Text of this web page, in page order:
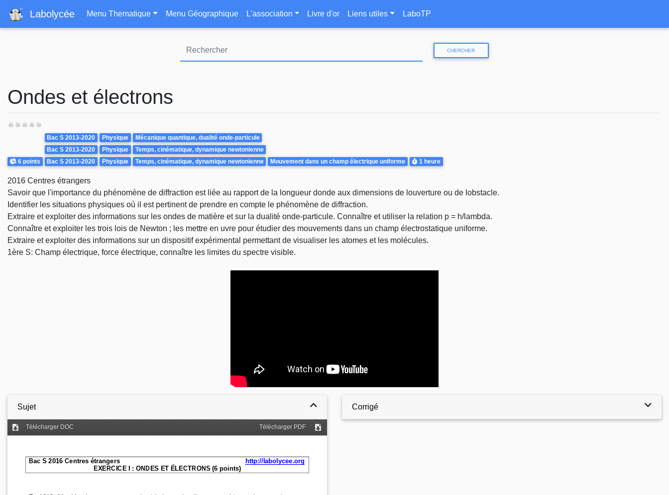
au
contenu
Labolycée Navigation principale
Menu Thematique Menu Géographique L'association Livre d'or Liens utiles LaboTP
CHERCHER
Ondes et électrons
Points
6 points
Theme
Bac S 2013-2020 Physique
Mécanique quantique, dualité onde-particule
Bac S 2013-2020
Physique
Temps, cinématique, dynamique newtonienne
Bac S 2013-2020
Physique Temps, cinématique, dynamique newtonienne Mouvement dans un champ électrique uniforme Durée
1 heure
2016 Centres étrangers
Savoir que l'importance du phénomène de diffraction est liée au rapport de la longueur donde aux dimensions de louverture ou de lobstacle.
Identifier les situations physiques où il est pertinent de prendre en compte le phénomène de diffraction.
Extraire et exploiter des informations sur les ondes de matière et sur la dualité onde-particule. Connaître et utiliser la relation p = h/lambda.
Connaître et exploiter les trois lois de Newton ; les mettre en uvre pour étudier des mouvements dans un champ électrostatique uniforme.
Extraire et exploiter des informations sur un dispositif expérimental permettant de visualiser les atomes et les molécules.
1ère S: Champ électrique, force électrique, connaître les limites du spectre visible.
Sujet Corrigé